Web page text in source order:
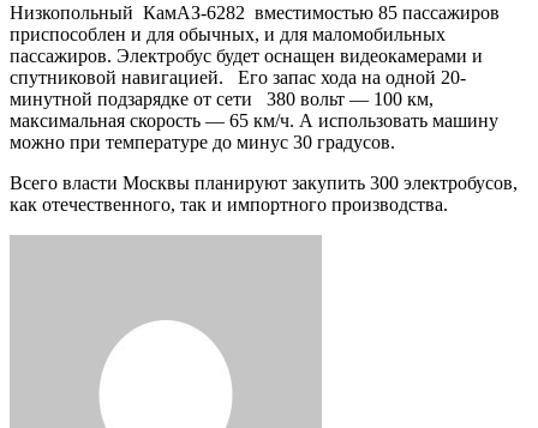
Низкопольный КамАЗ-6282 вместимостью 85 пассажиров
приспособлен и для обычных, и для маломобильных
пассажиров. Электробус будет оснащен видеокамерами и
спутниковой навигацией. Его запас хода на одной 20-
минутной подзарядке от сети 380 вольт — 100 км,
максимальная скорость — 65 км/ч. А использовать машину
можно при температуре до минус 30 градусов.
Всего власти Москвы планируют закупить 300 электробусов,
как отечественного, так и импортного производства.